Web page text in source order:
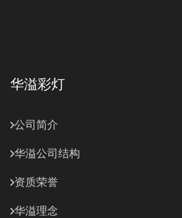
华溢彩灯
公司简介
华溢公司结构
资质荣誉
华溢理念